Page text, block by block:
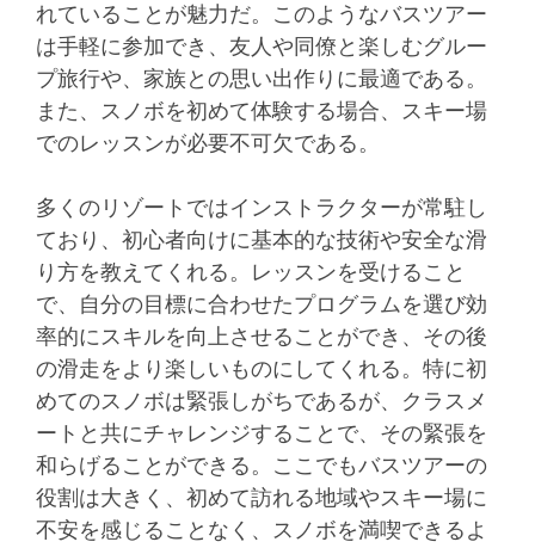
れていることが魅力だ。このようなバスツアー
は手軽に参加でき、友人や同僚と楽しむグルー
プ旅行や、家族との思い出作りに最適である。
また、スノボを初めて体験する場合、スキー場
でのレッスンが必要不可欠である。
多くのリゾートではインストラクターが常駐し
ており、初心者向けに基本的な技術や安全な滑
り方を教えてくれる。レッスンを受けること
で、自分の目標に合わせたプログラムを選び効
率的にスキルを向上させることができ、その後
の滑走をより楽しいものにしてくれる。特に初
めてのスノボは緊張しがちであるが、クラスメ
ートと共にチャレンジすることで、その緊張を
和らげることができる。ここでもバスツアーの
役割は大きく、初めて訪れる地域やスキー場に
不安を感じることなく、スノボを満喫できるよ